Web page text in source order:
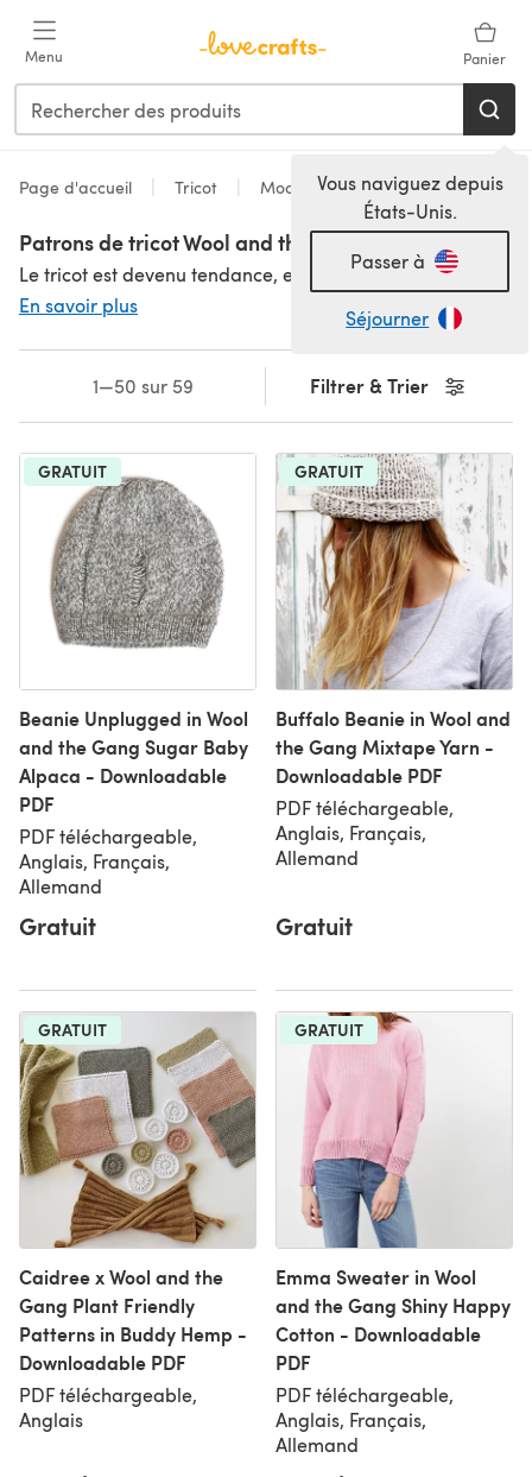
Menu Panier
Vous naviguez depuis
États-Unis.
Passer à
Séjourner
Page d'accueil Tricot Modèles
Patrons de tricot Wool and the Gang
En savoir plus
Filtrer & Trier
1—50 sur 59
GRATUIT
Beanie Unplugged in Wool
and the Gang Sugar Baby
Alpaca - Downloadable
PDF
PDF téléchargeable,
Anglais, Français,
Allemand
Gratuit
GRATUIT
Buffalo Beanie in Wool and
the Gang Mixtape Yarn -
Downloadable PDF
PDF téléchargeable,
Anglais, Français,
Allemand
Gratuit
GRATUIT
Caidree x Wool and the
Gang Plant Friendly
Patterns in Buddy Hemp -
Downloadable PDF
PDF téléchargeable,
Anglais
GRATUIT
Emma Sweater in Wool
and the Gang Shiny Happy
Cotton - Downloadable
PDF
PDF téléchargeable,
Anglais, Français,
Allemand